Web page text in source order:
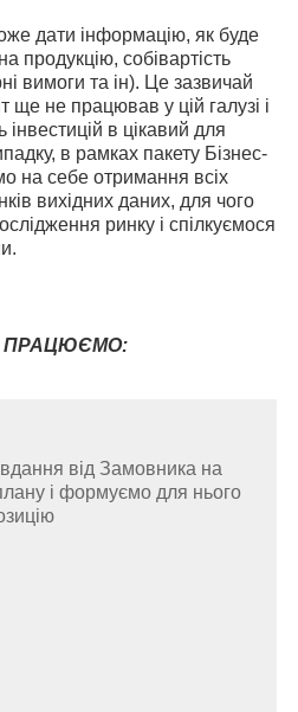
дати інформацію, як буде
продукцію, собівартість
вимоги та ін). Це зазвичай
ще не працював у цій галузі і
в цікавий для
в рамках пакету Бізнес-
на себе отримання всіх
вихідних даних, для чого
ринку і спілкуємося
ПРАЦЮЄМО:
від Замовника на
і формуємо для нього